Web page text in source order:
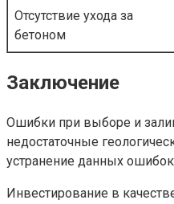
Отсутствие ухода за
бетоном
Заключение
Ошибки при выборе и
недостаточные
устранение данных
Инвестирование в